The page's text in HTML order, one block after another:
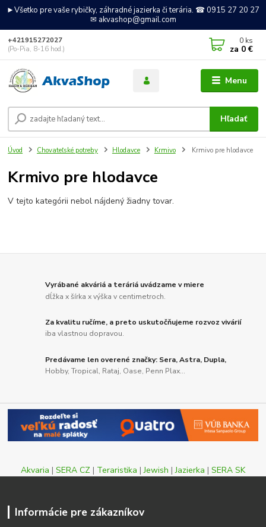
►Všetko pre vaše rybičky, záhradné jazierka či terária. ☎ 0915 27 20 27
✉ akvashop@gmail.com
Menu
Hľadať
+421915272027
(Po-Pia, 8-16 hod.)
0 ks
za 0 €
Úvod Chovateľské potreby Hlodavce Krmivo Krmivo pre hlodavce
Krmivo pre hlodavce
V tejto kategórii nebol nájdený žiadny tovar.
Vyrábané akváriá a teráriá uvádzame v miere
dĺžka x šírka x výška v centimetroch.
Za kvalitu ručíme, a preto uskutočňujeme rozvoz vivárií
iba vlastnou dopravou.
Predávame len overené značky: Sera, Astra, Dupla,
Hobby, Tropical, Rataj, Oase, Penn Plax...
Akvaria | SERA CZ | Teraristika |Jewish |Jazierka | SERA SK
Informácie pre zákazníkov